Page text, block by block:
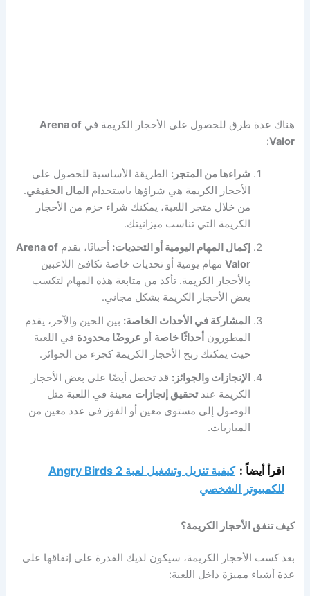
هناك عدة طرق للحصول على الأحجار الكريمة فيArena of
Valor
:
شراءها من المتجر: الطريقة الأساسية للحصول على
الأحجار الكريمة هي شراؤها باستخدام المال الحقيقي.
من خلال متجر اللعبة، يمكنك شراء حزم من الأحجار
الكريمة التي تناسب ميزانيتك.
إكمال المهام اليومية أو التحديات: أحيانًا، يقدمArena of
Valor مهام يومية أو تحديات خاصة تكافئ اللاعبين
بالأحجار الكريمة. تأكد من متابعة هذه المهام لتكسب
بعض الأحجار الكريمة بشكل مجاني.
المشاركة في الأحداث الخاصة: بين الحين والآخر، يقدم
المطورون أحداثًا خاصة أو عروضًا محدودة في اللعبة
حيث يمكنك ربح الأحجار الكريمة كجزء من الجوائز.
الإنجازات والجوائز: قد تحصل أيضًا على بعض الأحجار
الكريمة عندتحقيق إنجازات معينة في اللعبة مثل
الوصول إلى مستوى معين أو الفوز في عدد معين من
المباريات.
اقرأ أيضاً :
كيفية تنزيل وتشغيل لعبة Angry Birds 2
للكمبيوتر الشخصي
كيف تنفق الأحجار الكريمة؟
بعد كسب الأحجار الكريمة، سيكون لديك القدرة على إنفاقها على
عدة أشياء مميزة داخل اللعبة: